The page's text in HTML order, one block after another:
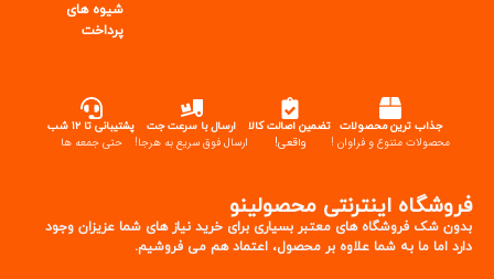
شیوه های
پرداخت
جذاب ترین محصولات
محصولات متنوع و فراوان !
تضمین اصالت کالا
واقعی!
ارسال با سرعت جت
ارسال فوق سریع به هرجا!
پشتیبانی تا ۱۲ شب
حتی جمعه ها
فروشگاه اینترنتی محصولینو
بدون شک فروشگاه های معتبر بسیاری برای خرید نیاز های شما عزیزان وجود
دارد اما ما به شما علاوه بر محصول، اعتماد هم می فروشیم.